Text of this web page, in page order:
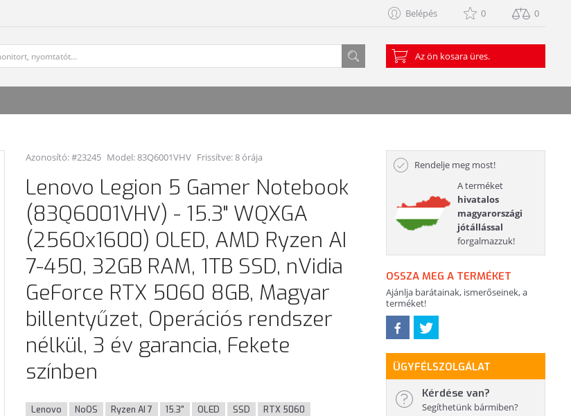
Belépés 0 0
Az ön kosara üres.
Azonosító: #23245 Model:83Q6001VHV Frissítve: 8 órája
Lenovo Legion 5 Gamer Notebook
(83Q6001VHV) - 15.3" WQXGA
(2560x1600) OLED, AMD Ryzen AI
7-450, 32GB RAM, 1TB SSD, nVidia
GeForce RTX 5060 8GB, Magyar
billentyűzet, Operációs rendszer
nélkül, 3 év garancia, Fekete
színben
Lenovo NoOS Ryzen AI 7 15.3" OLED SSD RTX 5060
Rendelje meg most!
A terméket
hivatalos
magyarországi
jótállással
forgalmazzuk!
OSSZA MEG A TERMÉKET
Ajánlja barátainak, ismerőseinek, a
terméket!
ÜGYFÉLSZOLGÁLAT
Kérdése van?
Segíthetünk bármiben?